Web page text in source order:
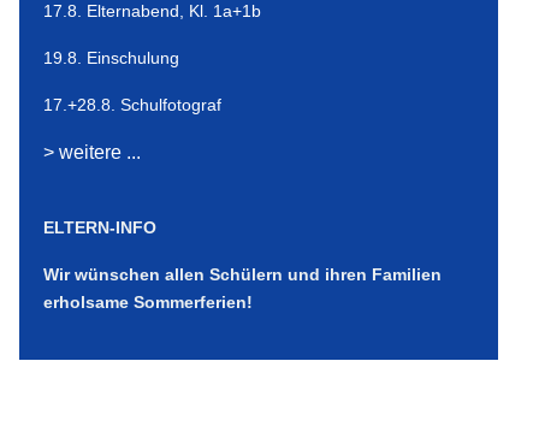
17.8. Elternabend, Kl. 1a+1b
19.8. Einschulung
17.+28.8. Schulfotograf
> weitere ...
ELTERN-INFO
Wir wünschen allen Schülern und ihren Familien
erholsame Sommerferien!